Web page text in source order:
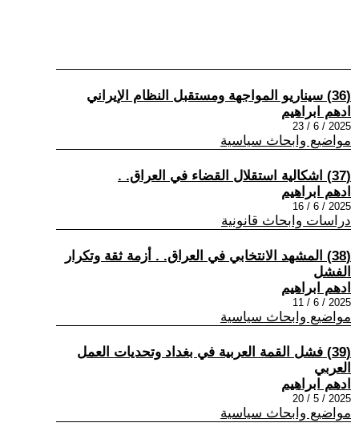
(36) سيناريو المواجهة ومستقبل النظام الإيراني
ادهم ابراهيم
2025 / 6 / 23
مواضيع وابحاث سياسية
(37) اشكالية استقلال القضاء في العراق. .
ادهم ابراهيم
2025 / 6 / 16
دراسات وابحاث قانونية
(38) المشهد الانتخابي في العراق. . أزمة ثقة وتكرار
الفشل
ادهم ابراهيم
2025 / 6 / 11
مواضيع وابحاث سياسية
(39) فشل القمة العربية في بغداد وتحديات العمل
العربي
ادهم ابراهيم
2025 / 5 / 20
مواضيع وابحاث سياسية